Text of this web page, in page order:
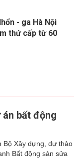
- ga Hà Nội
thứ cấp từ 60
bất động
Bộ Xây dựng, dự thảo
Bất động sản sửa